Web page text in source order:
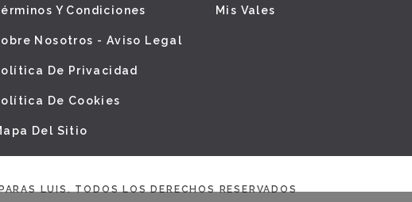
Y Condiciones
Nosotros - Aviso Legal
De Privacidad
De Cookies
Del Sitio
Mis Vales
LUIS. TODOS LOS DERECHOS RESERVADOS